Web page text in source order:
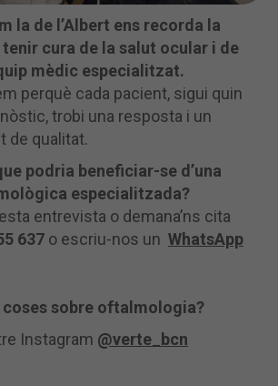
la de l’Albert ens recorda la
cura de la salut ocular i de
mèdic especialitzat.
perquè cada pacient, sigui quin
trobi una resposta i un
de qualitat.
podria beneficiar-se d’una
especialitzada?
entrevista o demana’ns cita
637 o escriu-nos un WhatsApp
coses sobre oftalmologia?
Instagram @verte_bcn